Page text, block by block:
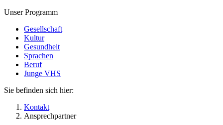
Unser Programm
Gesellschaft
Kultur
Gesundheit
Sprachen
Beruf
Junge VHS
Sie befinden sich hier:
Kontakt
Ansprechpartner